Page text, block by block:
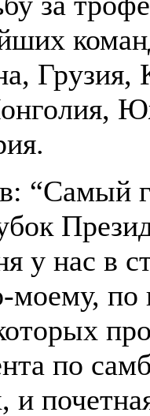
Грузия,
“Самый
у нас в
моему, по
по
и